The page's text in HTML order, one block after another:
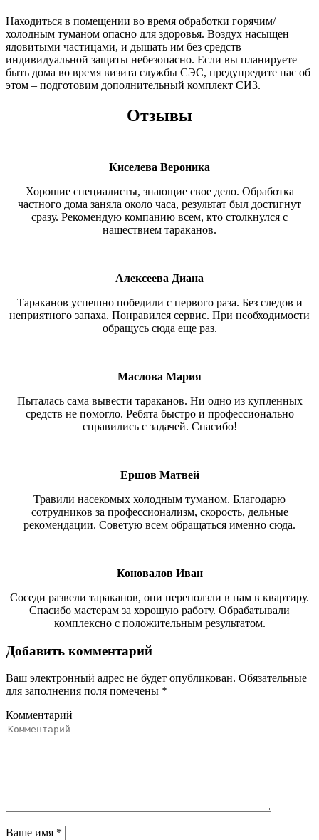
Находиться в помещении во время обработки горячим/
холодным туманом опасно для здоровья. Воздух насыщен
ядовитыми частицами, и дышать им без средств
индивидуальной защиты небезопасно. Если вы планируете
быть дома во время визита службы СЭС, предупредите нас об
этом – подготовим дополнительный комплект СИЗ.
Отзывы
Киселева Вероника
Хорошие специалисты, знающие свое дело. Обработка
частного дома заняла около часа, результат был достигнут
сразу. Рекомендую компанию всем, кто столкнулся с
нашествием тараканов.
Алексеева Диана
Тараканов успешно победили с первого раза. Без следов и
неприятного запаха. Понравился сервис. При необходимости
обращусь сюда еще раз.
Маслова Мария
Пыталась сама вывести тараканов. Ни одно из купленных
средств не помогло. Ребята быстро и профессионально
справились с задачей. Спасибо!
Ершов Матвей
Травили насекомых холодным туманом. Благодарю
сотрудников за профессионализм, скорость, дельные
рекомендации. Советую всем обращаться именно сюда.
Коновалов Иван
Соседи развели тараканов, они переползли в нам в квартиру.
Спасибо мастерам за хорошую работу. Обрабатывали
комплексно с положительным результатом.
Добавить комментарий
Ваш электронный адрес не будет опубликован. Обязательные
для заполнения поля помечены *
Комментарий
Ваше имя *